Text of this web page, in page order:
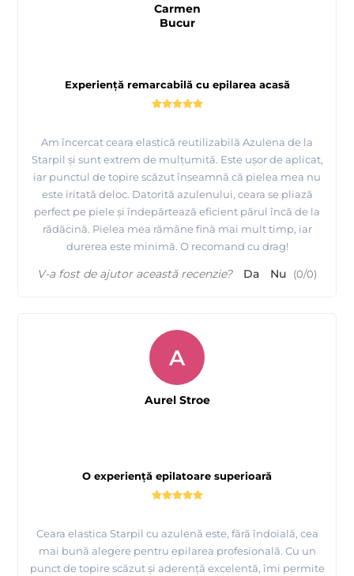
Experiență remarcabilă cu epilarea acasă
Am încercat ceara elastică reutilizabilă Azulena de la
Starpil și sunt extrem de mulțumită. Este ușor de aplicat,
iar punctul de topire scăzut înseamnă că pielea mea nu
este iritată deloc. Datorită azulenului, ceara se pliază
perfect pe piele și îndepărtează eficient părul încă de la
rădăcină. Pielea mea rămâne fină mai mult timp, iar
durerea este minimă. O recomand cu drag!
Carmen
Bucur
V-a fost de ajutor această recenzie? Da Nu (0/0)
O experiență epilatoare superioară
Ceara elastica Starpil cu azulenă este, fără îndoială, cea
mai bună alegere pentru epilarea profesională. Cu un
punct de topire scăzut și aderență excelentă, îmi permite
A
Aurel Stroe